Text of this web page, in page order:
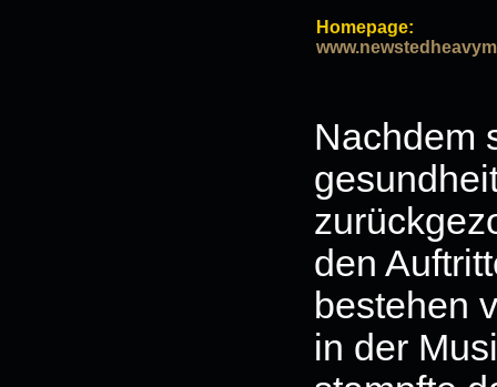
Homepage:
Nachdem
den
bestehen
in der